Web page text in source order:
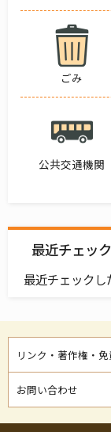
ごみ
公共交通機関
最近チェッ
最近チェックし
リンク・著作権・
お問い合わせ